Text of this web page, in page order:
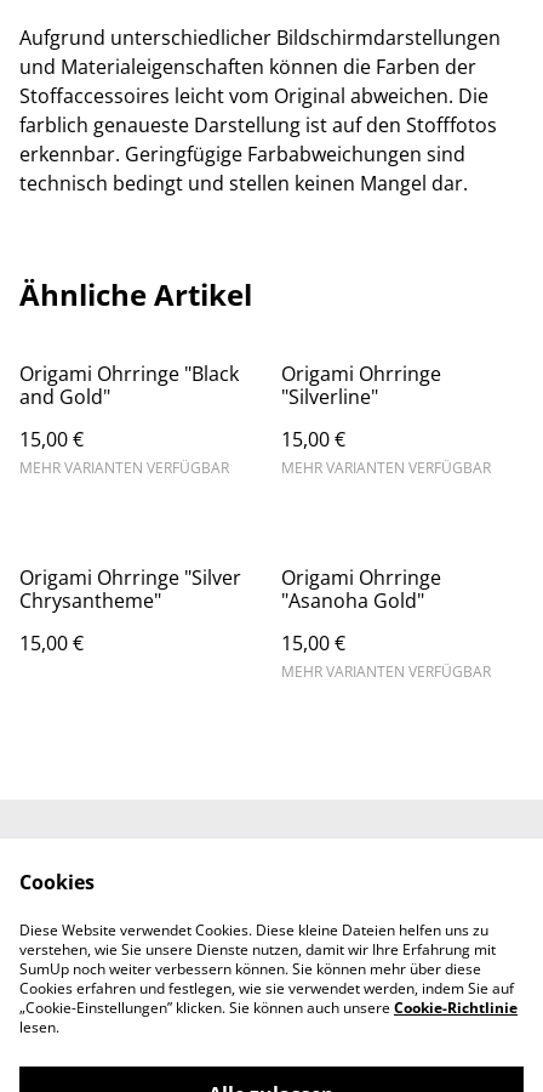
Aufgrund unterschiedlicher Bildschirmdarstellungen
und Materialeigenschaften können die Farben der
Stoffaccessoires leicht vom Original abweichen. Die
farblich genaueste Darstellung ist auf den Stofffotos
erkennbar. Geringfügige Farbabweichungen sind
technisch bedingt und stellen keinen Mangel dar.
Ähnliche Artikel
Origami Ohrringe "Black
and Gold"
15,00 €
MEHR VARIANTEN VERFÜGBAR
Origami Ohrringe
"Silverline"
15,00 €
MEHR VARIANTEN VERFÜGBAR
Origami Ohrringe "Silver
Chrysantheme"
15,00 €
Origami Ohrringe
"Asanoha Gold"
15,00 €
MEHR VARIANTEN VERFÜGBAR
ungen von SumUp
Impressum
Cookies
Diese Website verwendet Cookies. Diese kleine Dateien helfen uns zu
verstehen, wie Sie unsere Dienste nutzen, damit wir Ihre Erfahrung mit
SumUp noch weiter verbessern können. Sie können mehr über diese
Cookies erfahren und festlegen, wie sie verwendet werden, indem Sie auf
„Cookie-Einstellungen” klicken. Sie können auch unsereCookie-Richtlinie
lesen.